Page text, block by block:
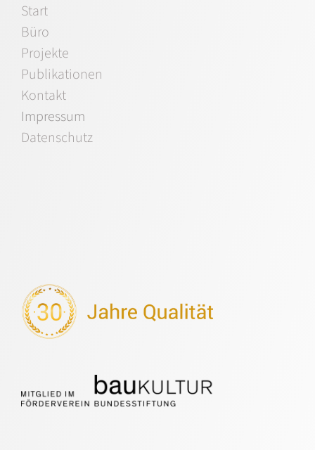
Start
Büro
Projekte
Publikationen
Kontakt
Impressum
Datenschutz